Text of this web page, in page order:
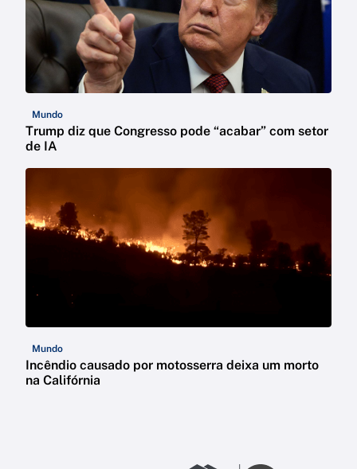
Mundo
Trump diz que Congresso pode “acabar” com setor
de IA
Mundo
Incêndio causado por motosserra deixa um morto
na Califórnia